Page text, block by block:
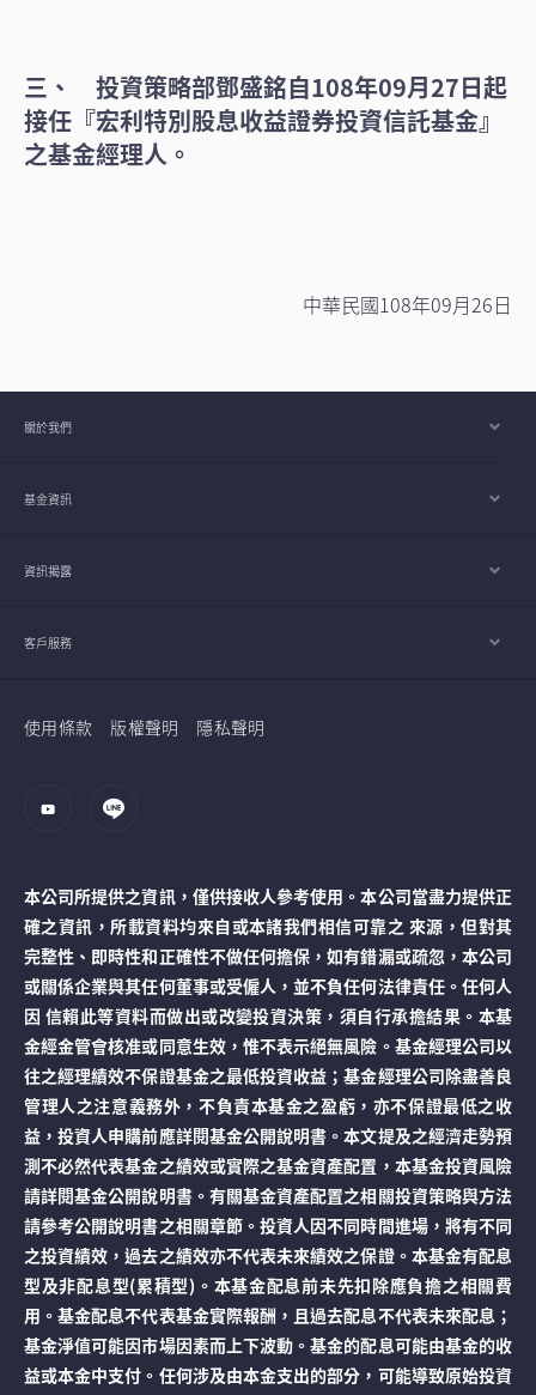
三、 投資策略部鄧盛銘自108年09月27日起
接任『宏利特別股息收益證券投資信託基金』
之基金經理人。
中華民國108年09月26日
關於我們
基金資訊
資訊揭露
客戶服務
使用條款 版權聲明 隱私聲明
本公司所提供之資訊，僅供接收人參考使用。本公司當盡力提供正
確之資訊，所載資料均來自或本諸我們相信可靠之 來源，但對其
完整性、即時性和正確性不做任何擔保，如有錯漏或疏忽，本公司
或關係企業與其任何董事或受僱人，並不負任何法律責任。任何人
因 信賴此等資料而做出或改變投資決策，須自行承擔結果。本基
金經金管會核准或同意生效，惟不表示絕無風險。基金經理公司以
往之經理績效不保證基金之最低投資收益；基金經理公司除盡善良
管理人之注意義務外，不負責本基金之盈虧，亦不保證最低之收
益，投資人申購前應詳閱基金公開說明書。本文提及之經濟走勢預
測不必然代表基金之績效或實際之基金資產配置，本基金投資風險
請詳閱基金公開說明書。有關基金資產配置之相關投資策略與方法
請參考公開說明書之相關章節。投資人因不同時間進場，將有不同
之投資績效，過去之績效亦不代表未來績效之保證。本基金有配息
型及非配息型(累積型)。本基金配息前未先扣除應負擔之相關費
用。基金配息不代表基金實際報酬，且過去配息不代表未來配息；
基金淨值可能因市場因素而上下波動。基金的配息可能由基金的收
益或本金中支付。任何涉及由本金支出的部分，可能導致原始投資